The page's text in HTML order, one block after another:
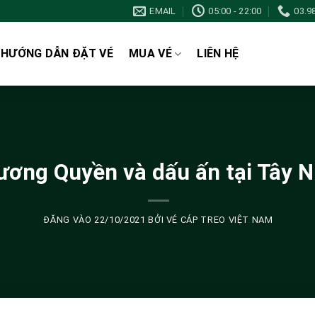
EMAIL 05:00 - 22:00
HƯỚNG DẪN ĐẶT VÉ MUA VÉ LIÊN HỆ
Quyền và dấu ấn tại Tây
ĐĂNG VÀO22/10/2021 BỞI VÉ CÁP TREO VIỆT NAM